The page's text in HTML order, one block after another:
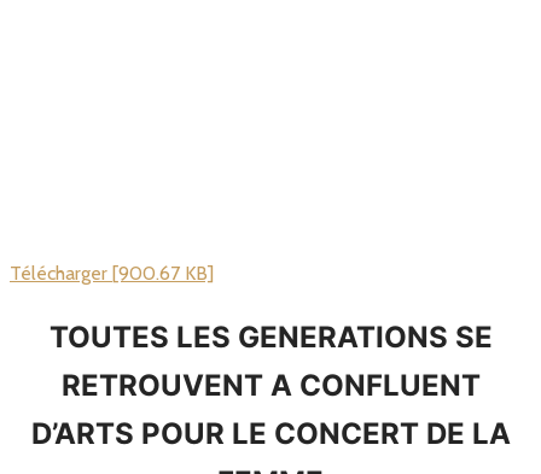
Télécharger [900.67 KB]
TOUTES LES GENERATIONS SE
RETROUVENT A CONFLUENT
D’ARTS POUR LE CONCERT DE LA